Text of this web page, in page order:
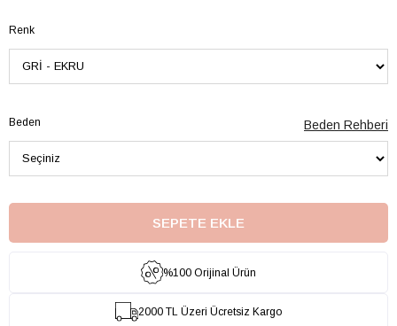
Renk
Beden Beden Rehberi
%100 Orijinal Ürün
2000 TL Üzeri Ücretsiz Kargo